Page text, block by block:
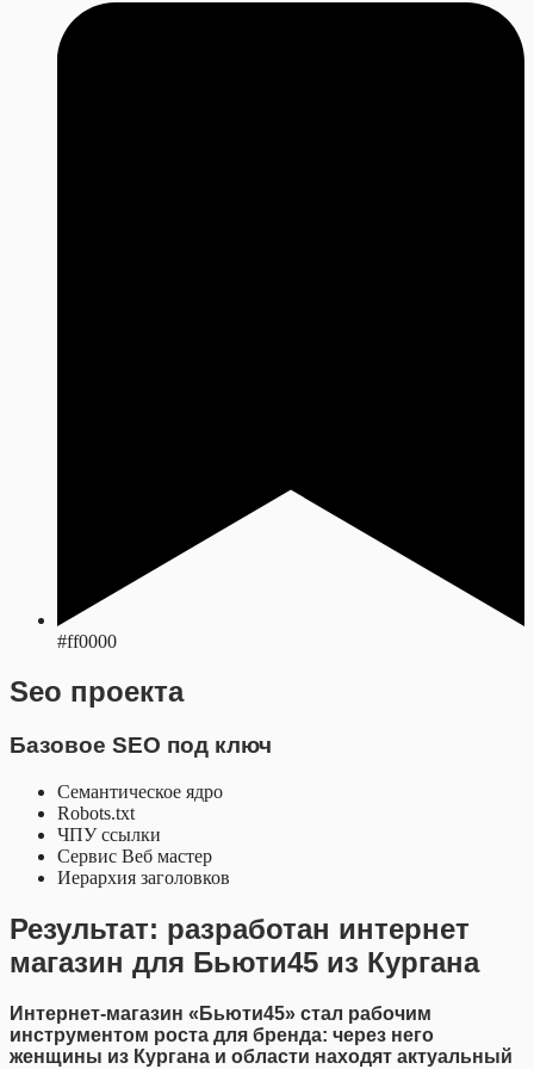
#ff0000
Seo проекта
Базовое SEO под ключ
Семантическое ядро
Robots.txt
ЧПУ ссылки
Сервис Веб мастер
Иерархия заголовков
Результат: разработан интернет
магазин для Бьюти45 из Кургана
Интернет-магазин «Бьюти45» стал рабочим
инструментом роста для бренда: через него
женщины из Кургана и области находят актуальный